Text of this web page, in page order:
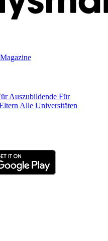
Magazine
Auszubildende Für
Alle Universitäten